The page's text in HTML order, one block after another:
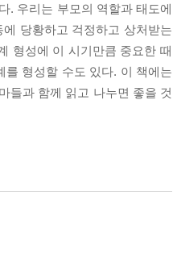
. 우리는 부모의 역할과 태도에
당황하고 걱정하고 상처받는
형성에 이 시기만큼 중요한 때
형성할 수도 있다. 이 책에는
들과 함께 읽고 나누면 좋을 것